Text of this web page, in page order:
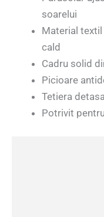
soarelui
Material textil
cald
Cadru solid
Picioare
Tetiera
Potrivit